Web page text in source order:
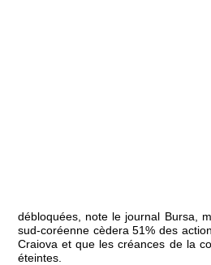
débloquées, note le journal Bursa,
sud-coréenne cèdera 51% des
Craiova et que les créances de la
éteintes.